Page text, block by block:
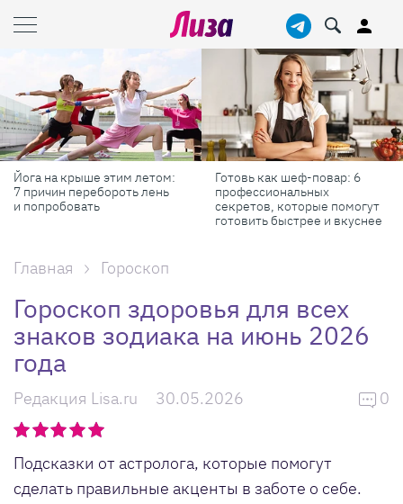
Готовь как шеф-повар: 6
профессиональных
секретов, которые помогут
Масштабные приключения:
самые красивые фестивали
России в августе
Главная Гороскоп
Гороскоп здоровья для всех
знаков зодиака на июнь 2026
года
Редакция Lisa.ru 30.05.2026 0
Подсказки от астролога, которые помогут
сделать правильные акценты в заботе о себе.